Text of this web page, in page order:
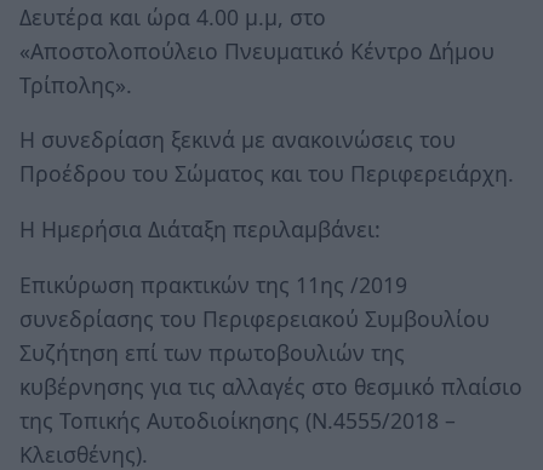
Δευτέρα και ώρα 4.00 μ.μ, στο
«Αποστολοπούλειο Πνευματικό Κέντρο Δήμου
Τρίπολης».
Η συνεδρίαση ξεκινά με ανακοινώσεις του
Προέδρου του Σώματος και του Περιφερειάρχη.
Η Ημερήσια Διάταξη περιλαμβάνει:
Επικύρωση πρακτικών της 11ης /2019
συνεδρίασης του Περιφερειακού Συμβουλίου
Συζήτηση επί των πρωτοβουλιών της
κυβέρνησης για τις αλλαγές στο θεσμικό πλαίσιο
της Τοπικής Αυτοδιοίκησης (Ν.4555/2018 –
Κλεισθένης).